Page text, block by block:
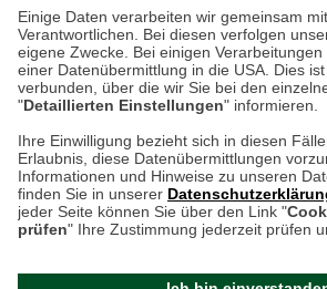
Einige Daten verarbeiten wir gemeinsam
Verantwortlichen. Bei diesen verfolgen
eigene Zwecke. Bei einigen
einer Datenübermittlung in die USA. Dies
verbunden, über die wir Sie bei den
"Detaillierten Einstellungen" informieren.
Ihre Einwilligung bezieht sich in diesen
Erlaubnis, diese Datenübermittlungen
Informationen und Hinweise zu unseren
finden Sie in unserer
jeder Seite können Sie über den Link "
prüfen" Ihre Zustimmung jederzeit prüfen
Kontakt
Umwelt und
Zur Echtheit von Bewertungen
Barrierefreiheit unserer
am 06.08.2026 um
Cookie-Einstellungen in Ihrem Browser
ACHTUNG!
Ihr Browser speichert aktuell keine
Leider können Sie in diesem Fall